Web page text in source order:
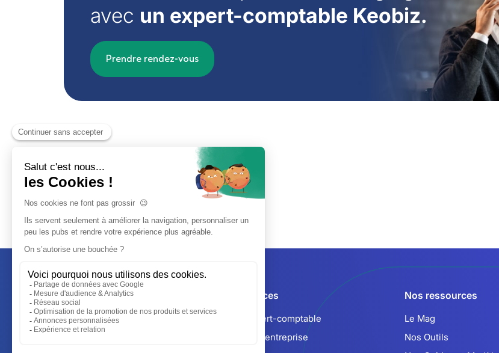
avec un expert-comptable Keobiz.
Prendre rendez-vous
Accueil
Nos services
Devis expert-comptable
Création d’entreprise
Nos ressources
Le Mag
Nos Outils